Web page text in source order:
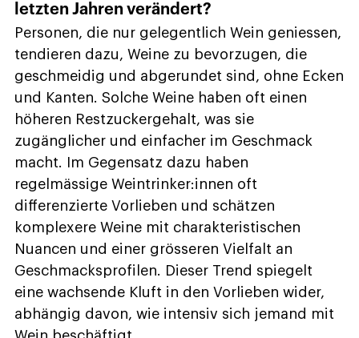
letzten Jahren verändert?
Personen, die nur gelegentlich Wein geniessen,
tendieren dazu, Weine zu bevorzugen, die
geschmeidig und abgerundet sind, ohne Ecken
und Kanten. Solche Weine haben oft einen
höheren Restzuckergehalt, was sie
zugänglicher und einfacher im Geschmack
macht. Im Gegensatz dazu haben
regelmässige Weintrinker:innen oft
differenzierte Vorlieben und schätzen
komplexere Weine mit charakteristischen
Nuancen und einer grösseren Vielfalt an
Geschmacksprofilen. Dieser Trend spiegelt
eine wachsende Kluft in den Vorlieben wider,
abhängig davon, wie intensiv sich jemand mit